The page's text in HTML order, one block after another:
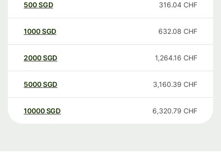
500SGD 316.04 CHF
1000SGD 632.08 CHF
2000SGD 1,264.16 CHF
5000SGD 3,160.39 CHF
10000 SGD 6,320.79 CHF